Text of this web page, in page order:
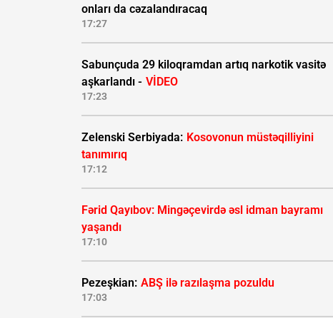
onları da cəzalandıracaq
17:27
Sabunçuda 29 kiloqramdan artıq narkotik vasitə
aşkarlandı - VİDEO
17:23
Zelenski Serbiyada: Kosovonun müstəqilliyini
tanımırıq
17:12
Fərid Qayıbov: Mingəçevirdə əsl idman bayramı
yaşandı
17:10
Pezeşkian: ABŞ ilə razılaşma pozuldu
17:03